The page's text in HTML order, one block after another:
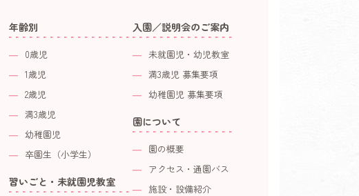
年齢別
0歳児
1歳児
2歳児
満3歳児
幼稚園児
卒園生（小学生）
習いごと・未就園児教室
入園／説明会のご案内
未就園児・幼児教室
満3歳児 募集要項
幼稚園児 募集要項
園について
園の概要
アクセス・通園バス
施設・設備紹介